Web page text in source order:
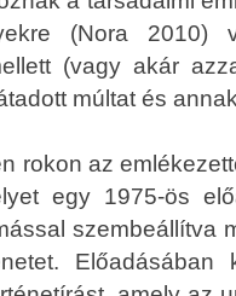
(Nora 2010)
(vagy akár
múltat és
rokon az
egy 1975-ös
szembeállítva
Előadásában